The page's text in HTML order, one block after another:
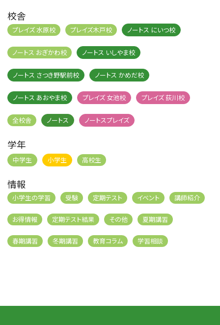
校舎
プレイズ 水原校 プレイズ木戸校 ノートス にいつ校
ノートス おぎかわ校 ノートス いしやま校
ノートス さつき野駅前校 ノートス かめだ校
ノートス あおやま校 プレイズ 女池校 プレイズ 荻川校
全校舎 ノートス ノートスプレイズ
学年
中学生 小学生 高校生
情報
小学生の学習 受験 定期テスト イベント 講師紹介
お得情報 定期テスト結果 その他 夏期講習
春期講習 冬期講習 教育コラム 学習相談